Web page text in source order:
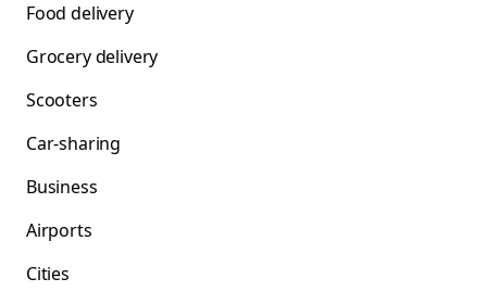
Food delivery
Grocery delivery
Scooters
Car-sharing
Business
Airports
Cities